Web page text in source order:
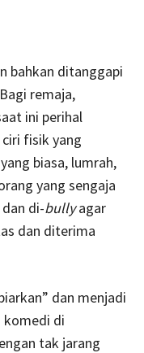
bahkan ditanggapi
remaja,
ini perihal
fisik yang
biasa, lumrah,
yang sengaja
di-bullyagar
dan diterima
dan menjadi
komedi di
tak jarang